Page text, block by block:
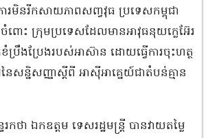
រមិនរីកសាយភាពសញ្វវុធ ប្រទេសកម្ពុជា
ចំពោះ ក្រុមប្រទេសដែលមានអាវុធនុយក្លេអ៊ែរ
ប្រឹងប្រែងរបស់អាស៊ាន ដោយធ្វើការចុះហត្ថ
សន្និសញ្ញាស្តីពី អាស៊ីអាគ្នេយ៍ជាតំបន់គ្មាន
ថា ឯកឧត្តម ទេសរដ្ឋមន្ត្រី បានវាយតម្លៃ